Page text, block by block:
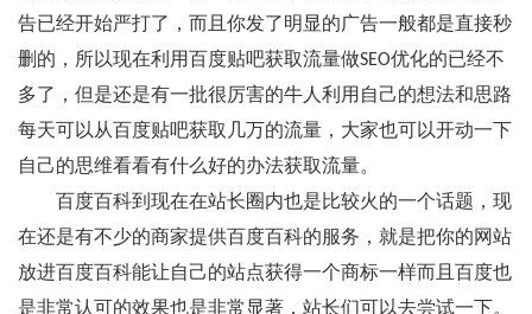
告已经开始严打了，而且你发了明显的广告一般都是直接秒
删的，所以现在利用百度贴吧获取流量做SEO优化的已经不
多了，但是还是有一批很厉害的牛人利用自己的想法和思路
每天可以从百度贴吧获取几万的流量，大家也可以开动一下
自己的思维看看有什么好的办法获取流量。
百度百科到现在在站长圈内也是比较火的一个话题，现
在还是有不少的商家提供百度百科的服务，就是把你的网站
放进百度百科能让自己的站点获得一个商标一样而且百度也
是非常认可的效果也是非常显著，站长们可以去尝试一下。